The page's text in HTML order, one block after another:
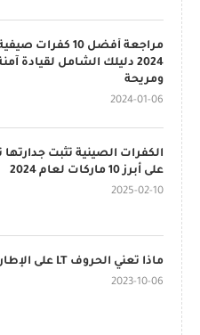
مراجعة أفضل 10 كفرات
2024 دليلك الشامل لقيادة
ومريحة
2024-01-06
الكفرات الصينية تثبت
على أبرز 10 ماركات لعام 2024
2025-02-10
ماذا تعني الحروف LT على الإطارات؟
2023-10-06